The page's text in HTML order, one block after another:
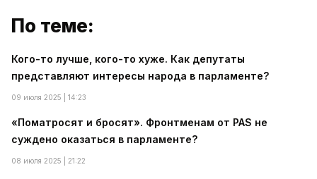
По теме:
Кого-то лучше, кого-то хуже. Как депутаты
представляют интересы народа в парламенте?
09 июля 2025 | 14:23
«Поматросят и бросят». Фронтменам от PAS не
суждено оказаться в парламенте?
08 июля 2025 | 21:22